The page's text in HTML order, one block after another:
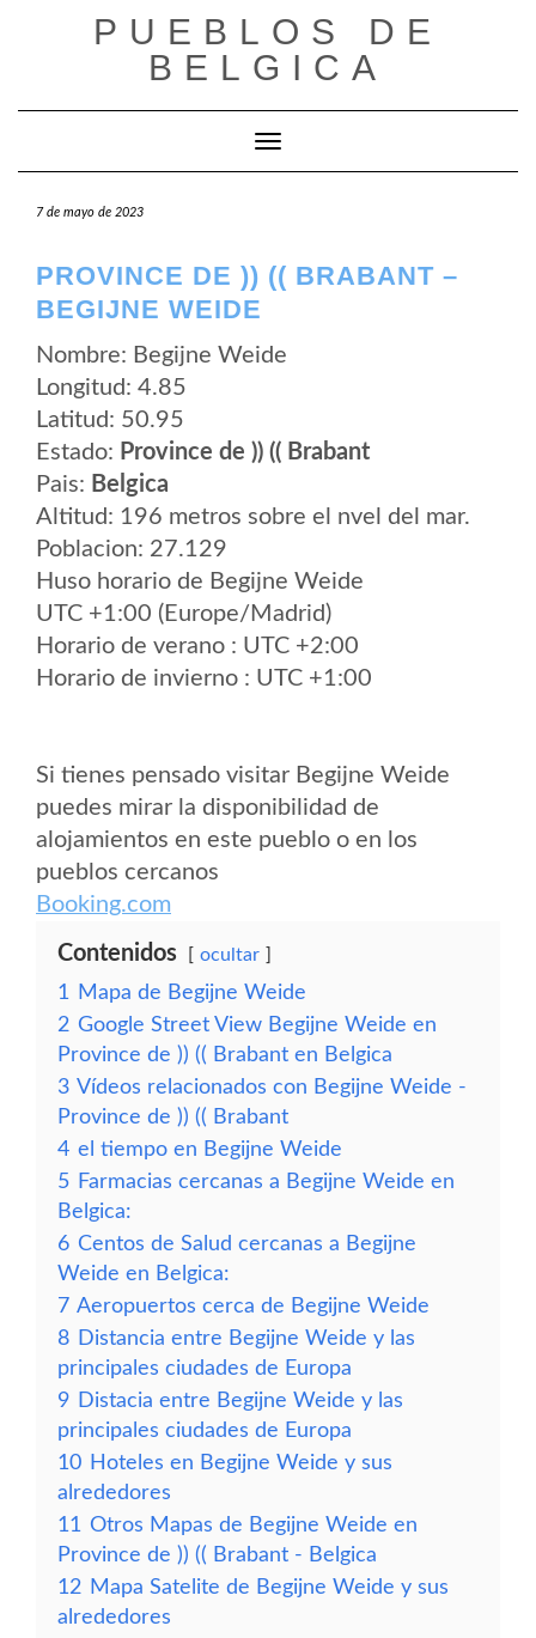
PUEBLOS DE
BELGICA
Cambiar modo de navegación
7 de mayo de 2023
PROVINCE DE )) (( BRABANT –
BEGIJNE WEIDE
Nombre: Begijne Weide
Longitud: 4.85
Latitud: 50.95
Estado: Province de )) (( Brabant
Pais: Belgica
Altitud: 196 metros sobre el nvel del mar.
Poblacion: 27.129
Huso horario de Begijne Weide
UTC +1:00 (Europe/Madrid)
Horario de verano : UTC +2:00
Horario de invierno : UTC +1:00
Si tienes pensado visitar Begijne Weide
puedes mirar la disponibilidad de
alojamientos en este pueblo o en los
pueblos cercanos
Booking.com
Contenidos ocultar
1
Mapa de Begijne Weide
2 Google Street View Begijne Weide en
Province de )) (( Brabant en Belgica
3 Vídeos relacionados con Begijne Weide -
Province de )) (( Brabant
4 el tiempo en Begijne Weide
5 Farmacias cercanas a Begijne Weide en
Belgica:
6 Centos de Salud cercanas a Begijne
Weide en Belgica:
7 Aeropuertos cerca de Begijne Weide
8 Distancia entre Begijne Weide y las
principales ciudades de Europa
9 Distacia entre Begijne Weide y las
principales ciudades de Europa
10 Hoteles en Begijne Weide y sus
alrededores
11 Otros Mapas de Begijne Weide en
Province de )) (( Brabant - Belgica
12 Mapa Satelite de Begijne Weide y sus
alrededores